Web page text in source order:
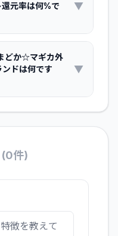
元率は何%で
▼
どか☆マギカ外
ドは何です
▼
(0件)